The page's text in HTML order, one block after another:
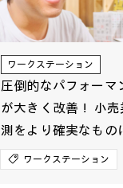
ワークステーション
圧倒的なパフォーマ
が大きく改善！ 小
測をより確実なもの
ム開発にHPワークス
貢献
ワークステーション